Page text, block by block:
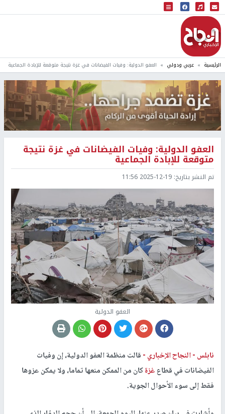
البث المباشر
إذاعة النجاح
الرئيسية عربي ودولي العفو الدولية: وفيات الفيضانات في غزة نتيجة متوقعة للإبادة الجماعية
العفو الدولية: وفيات الفيضانات في غزة نتيجة
متوقعة للإبادة الجماعية
تم النشر بتاريخ: 2025-12-19 11:56
العفو الدولية
نابلس -النجاح الإخباري -قالت منظمة العفو الدولية، إن وفيات
الفيضانات في قطاعغزةكان من الممكن منعها تماما، ولا يمكن عزوها
فقط إلى سوء الأحوال الجوية.